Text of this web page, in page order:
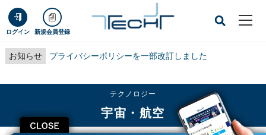
ログイン 新規会員登録
お知らせ プライバシーポリシーを一部改訂しました
CLOSE
テクノロジー
宇宙・航空